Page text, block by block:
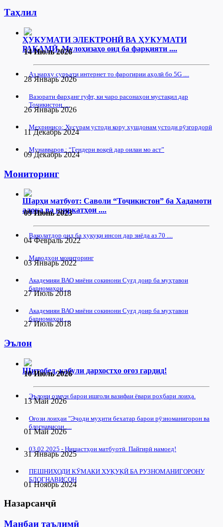
Таҳлил
ҲУКУМАТИ ЭЛЕКТРОНӢ ВА ҲУКУМАТИ
РАҚАМӢ. Мулоҳизаҳо оид ба фарқияти ....
14 Июль 2026
Аз нарху суръати интернет то фарогирии аҳолӣ бо 5G ....
28 Январь 2026
Вазорати фарҳанг гуфт, ки чаро расонаҳои мустақил дар
Тоҷикистон ....
26 Январь 2026
Меҳринисо: Хусурам устоди кору хушдонам устоди рӯзгордорӣ
11 Декабрь 2024
Мунавваров : “Гендери воқеӣ дар оилаи мо аст”
09 Декабрь 2024
Мониторинг
Шарҳи матбуот: Саволи “Тоҷикистон” ба Хадамоти
алоқа ва ширкатҳои ....
09 Июнь 2023
Ваколатдор оид ба ҳуқуқи инсон дар зиёда аз 70 ....
04 Февраль 2022
Маводҳои мониторинг
03 Январь 2022
Академияи ВАО миёни сокинони Суғд доир ба муҳтавои
барномаҳои ....
27 Июль 2018
Академияи ВАО миёни сокинони Суғд доир ба муҳтавои
барномаҳои ....
27 Июль 2018
Эълон
Шитобед, қабули дархостҳо оғоз гардид!
10 Июль 2026
Эълони озмун барои ишғоли вазифаи ёвари роҳбари лоиҳа.
13 Май 2026
Оғози лоиҳаи "Эҷоди муҳити бехатар барои рӯзноманигорон ва
блогнависон ....
01 Май 2026
03.02.2025 - Нишастҳои матбуотӣ. Пайгирӣ намоед!
31 Январь 2025
ПЕШНИҲОДИ КӮМАКИ ҲУҚУҚӢ БА РУЗНОМАНИГОРОНУ
БЛОГНАВИСОН
01 Ноябрь 2024
Назарсанҷӣ
Манбаи таълимӣ